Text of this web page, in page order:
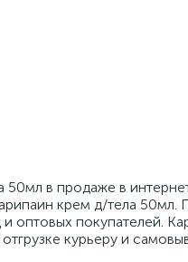
50мл в продаже в
крем д/тела 50мл.
оптовых покупателей.
курьеру и